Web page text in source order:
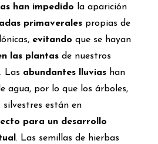
han impedido la aparición
primaverales propias de
evitando que se hayan
las plantas de nuestros
Las abundantes lluvias han
agua, por lo que los árboles,
están en
para un desarrollo
. Las semillas de hierbas